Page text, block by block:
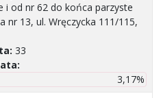
i od nr 62 do końca parzyste
nr 13, ul. Wręczycka 111/115,
33
3,17%